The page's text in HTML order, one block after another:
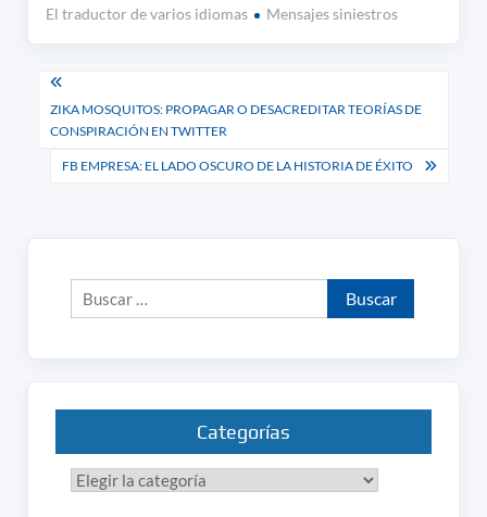
El traductor de varios idiomas Mensajes siniestros
Navegación
de
entradas
ZIKA MOSQUITOS: PROPAGAR O DESACREDITAR TEORÍAS DE
CONSPIRACIÓN EN TWITTER
FB EMPRESA: EL LADO OSCURO DE LA HISTORIA DE ÉXITO
Buscar:
Categorías
Categorías